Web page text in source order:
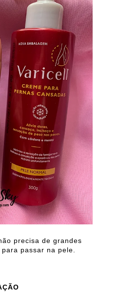
precisa de grandes
passar na pele.